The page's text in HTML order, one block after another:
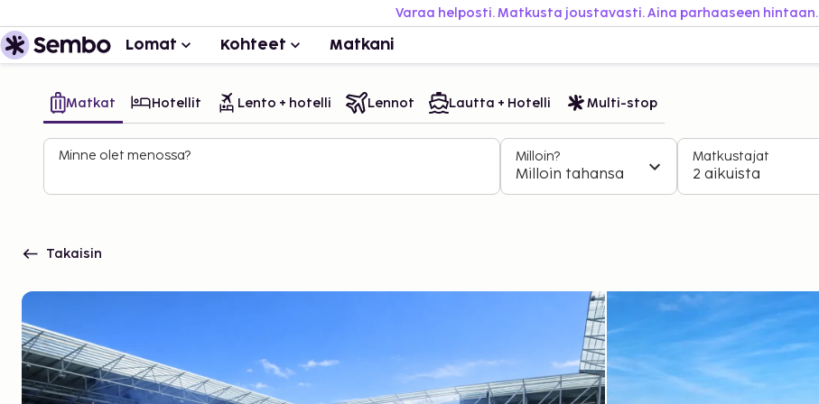
Varaa helposti. Matkusta joustavasti. Aina parhaaseen hintaan.
Lomat Kohteet Matkani
Matkat Hotellit Lento + hotelli Lennot Lautta + Hotelli Multi-stop
Minne olet menossa? Milloin?
Milloin tahansa
Matkustajat
2 aikuista
Takaisin